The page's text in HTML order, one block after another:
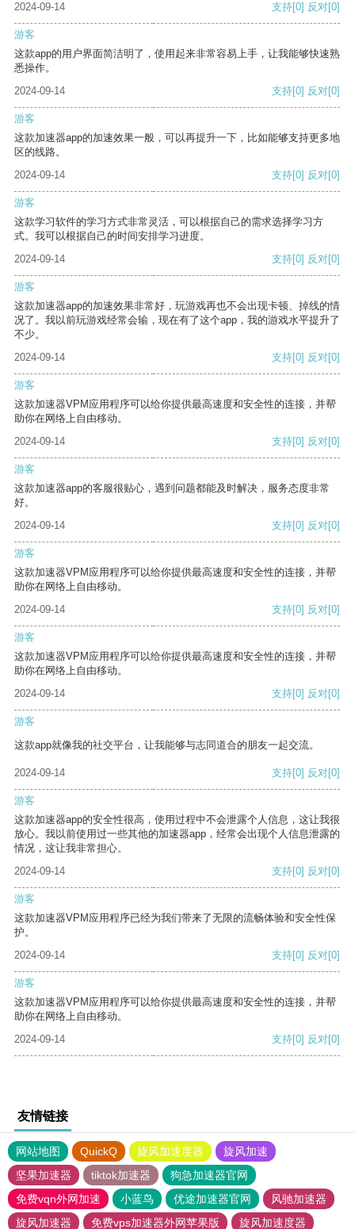
2024-09-14
支持[0] 反对[0]
游客
这款app的用户界面简洁明了，使用起来非常容易上手，让我能够快速熟
悉操作。
2024-09-14
支持[0] 反对[0]
游客
这款加速器app的加速效果一般，可以再提升一下，比如能够支持更多地
区的线路。
2024-09-14
支持[0] 反对[0]
游客
这款学习软件的学习方式非常灵活，可以根据自己的需求选择学习方
式。我可以根据自己的时间安排学习进度。
2024-09-14
支持[0] 反对[0]
游客
这款加速器app的加速效果非常好，玩游戏再也不会出现卡顿、掉线的情
况了。我以前玩游戏经常会输，现在有了这个app，我的游戏水平提升了
不少。
2024-09-14
支持[0] 反对[0]
游客
这款加速器VPM应用程序可以给你提供最高速度和安全性的连接，并帮
助你在网络上自由移动。
2024-09-14
支持[0] 反对[0]
游客
这款加速器app的客服很贴心，遇到问题都能及时解决，服务态度非常
好。
2024-09-14
支持[0] 反对[0]
游客
这款加速器VPM应用程序可以给你提供最高速度和安全性的连接，并帮
助你在网络上自由移动。
2024-09-14
支持[0] 反对[0]
游客
这款加速器VPM应用程序可以给你提供最高速度和安全性的连接，并帮
助你在网络上自由移动。
2024-09-14
支持[0] 反对[0]
游客
这款app就像我的社交平台，让我能够与志同道合的朋友一起交流。
2024-09-14 支持[0] 反对[0]
游客
这款加速器app的安全性很高，使用过程中不会泄露个人信息，这让我很
放心。我以前使用过一些其他的加速器app，经常会出现个人信息泄露的
情况，这让我非常担心。
2024-09-14
支持[0] 反对[0]
游客
这款加速器VPM应用程序已经为我们带来了无限的流畅体验和安全性保
护。
2024-09-14
支持[0] 反对[0]
游客
这款加速器VPM应用程序可以给你提供最高速度和安全性的连接，并帮
助你在网络上自由移动。
2024-09-14
支持[0] 反对[0]
友情链接
网站地图 QuickQ 旋风加速度器
旋风加速
坚果加速器
tiktok加速器
狗急加速器官网
免费vqn外网加速
小蓝鸟 优途加速器官网
风驰加速器
旋风加速器
免费vps加速器外网苹果版 旋风加速度器